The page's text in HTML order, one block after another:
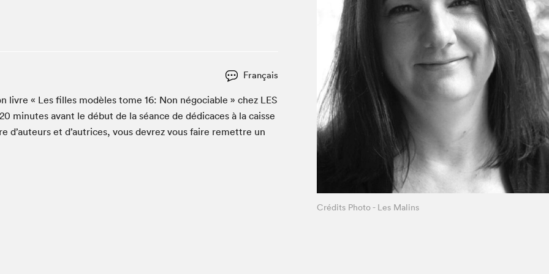
Le Salon dans ta classe
Liseur Public
Matinées scolaires Hydro-Québec
À propos du Salon
Liste des exposant·e·s
Liste des auteur·rice·s
Français
livre « Les filles mod­èles tome 16: Non négo­cia­ble » chez LES
20 min­utes avant le début de la séance de dédi­caces à la caisse
d’auteurs et d’autrices, vous devrez vous faire remet­tre un
Crédits Photo - Les Malins